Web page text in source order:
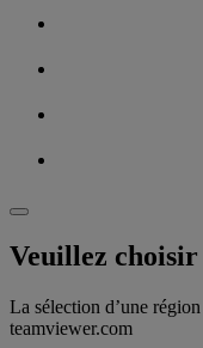
Veuillez
La sélection d’une
teamviewer.com